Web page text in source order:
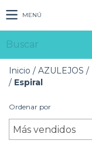
MENÚ
Inicio / AZULEJOS /
/ Espiral
Ordenar por